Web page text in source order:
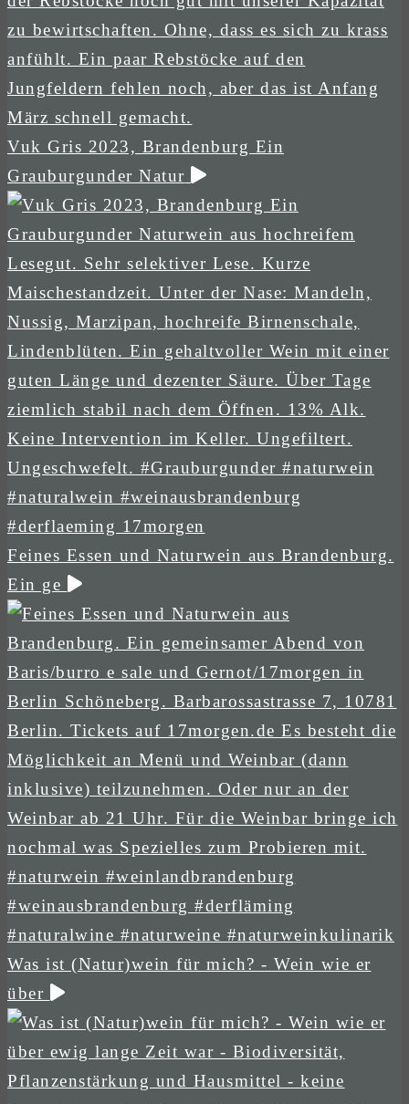
Vuk Gris 2023, Brandenburg Ein
Grauburgunder Natur
Feines Essen und Naturwein aus Brandenburg.
Ein ge
Was ist (Natur)wein für mich? - Wein wie er
über